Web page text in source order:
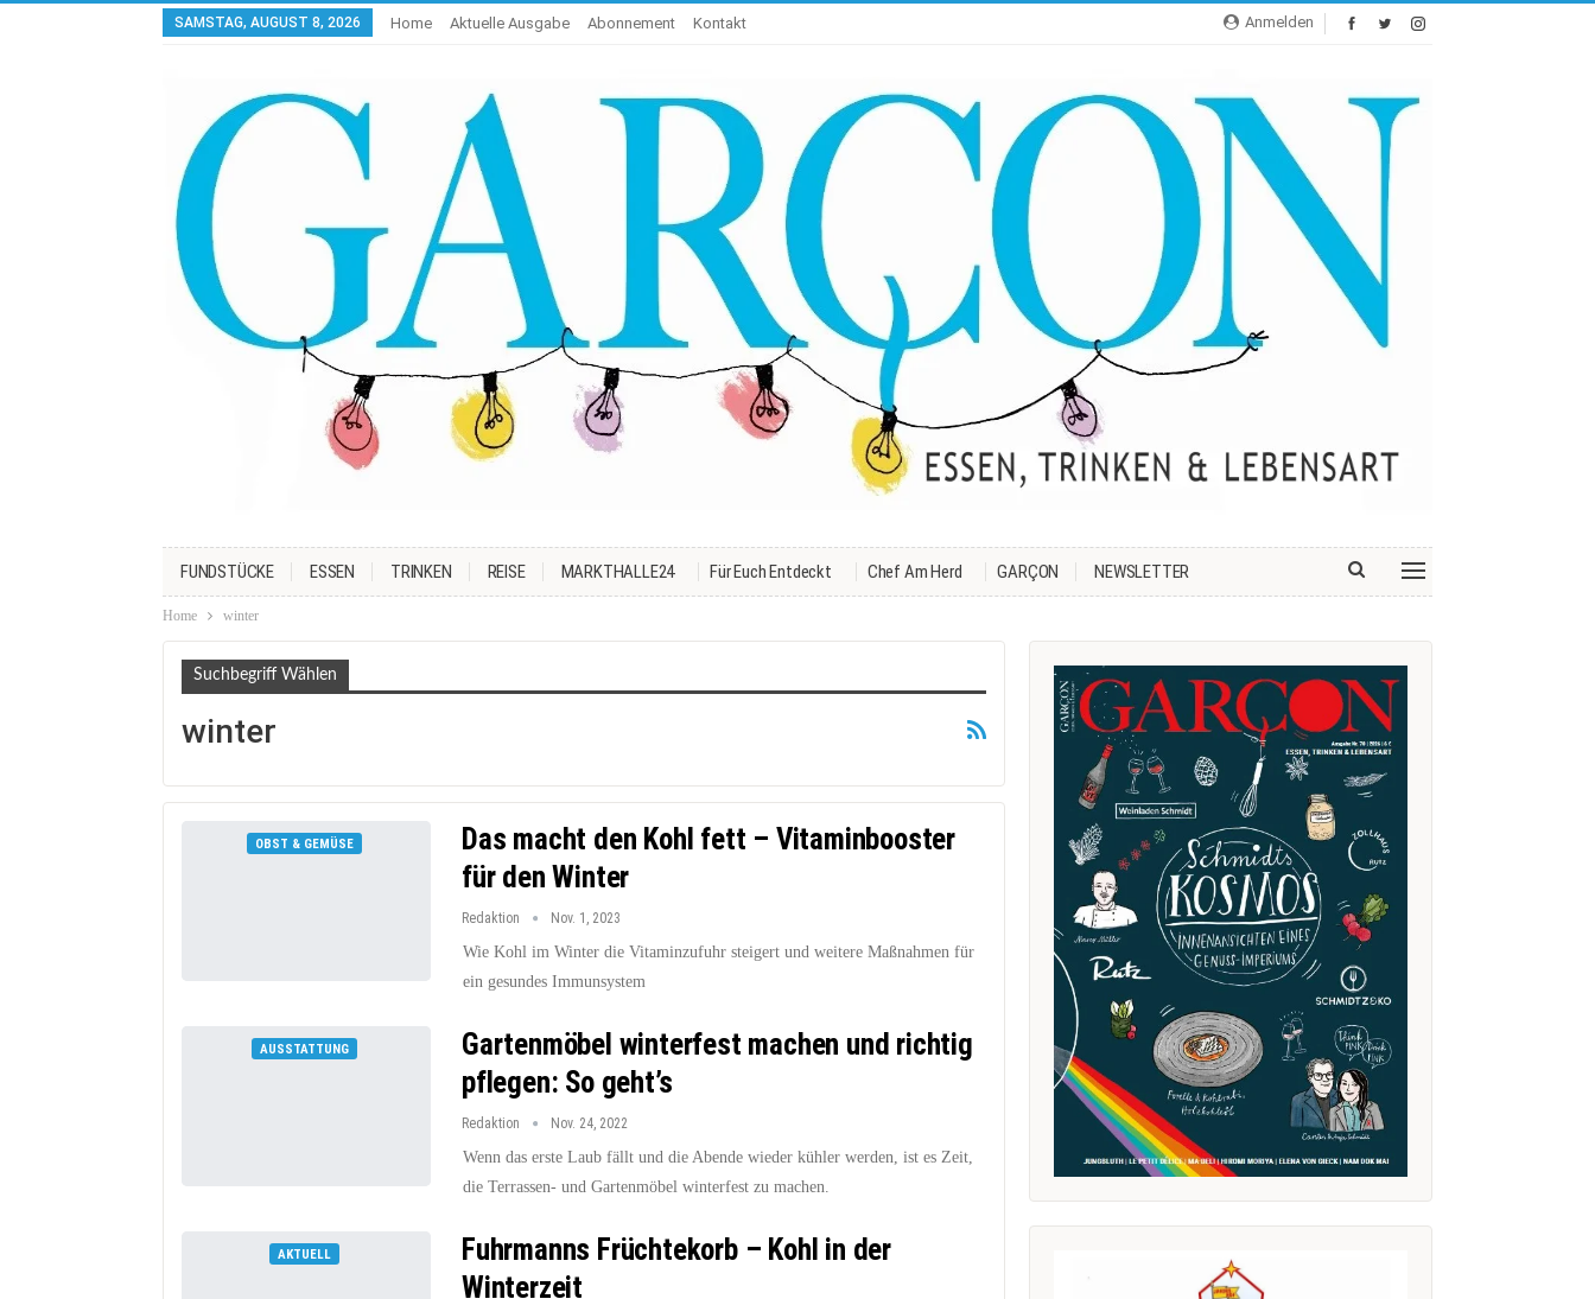
Anmelden
SAMSTAG, AUGUST 8, 2026 Home Aktuelle Ausgabe Abonnement Kontakt
FUNDSTÜCKE ESSEN TRINKEN REISE MARKTHALLE24 Für Euch Entdeckt Chef Am Herd GARÇON NEWSLETTER
Home winter
Suchbegriff Wählen
winter
OBST & GEMÜSE
Das macht den Kohl fett – Vitaminbooster
für den Winter
Redaktion Nov. 1, 2023
Wie Kohl im Winter die Vitaminzufuhr steigert und weitere Maßnahmen für
ein gesundes Immunsystem
AUSSTATTUNG
Gartenmöbel winterfest machen und richtig
pflegen: So geht’s
Redaktion Nov. 24, 2022
Wenn das erste Laub fällt und die Abende wieder kühler werden, ist es Zeit,
die Terrassen- und Gartenmöbel winterfest zu machen.
AKTUELL
Fuhrmanns Früchtekorb – Kohl in der
Winterzeit